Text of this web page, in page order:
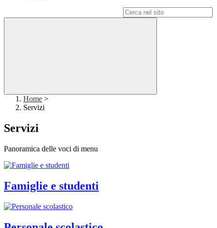
Home >
Servizi
Servizi
Panoramica delle voci di menu
Famiglie e studenti